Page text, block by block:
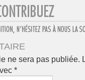
ne sera pas publiée.
*